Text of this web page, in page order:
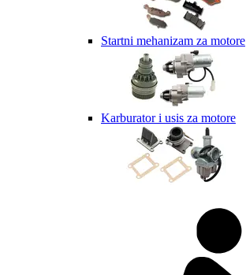
Startni mehanizam za motore
Karburator i usis za motore